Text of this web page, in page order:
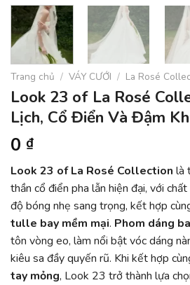
Trang chủ / VÁY CƯỚI / La Rosé
Look 23 of La Rosé
Lịch, Cổ Điển Và Đậm
0 ₫
Look 23 of La Rosé Collection là
thần cổ điển pha lẫn hiện đại, với chất
độ bóng nhẹ sang trọng, kết hợp
tulle bay mềm mại. Phom dáng
tôn vòng eo, làm nổi bật vóc dáng
kiêu sa đầy quyến rũ. Khi kết hợp
tay mỏng, Look 23 trở thành lựa